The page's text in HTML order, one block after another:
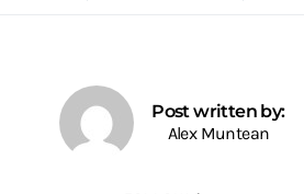
Post written by:
Alex Muntean